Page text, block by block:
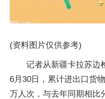
(资料图片仅供参考)
记者从新疆卡拉苏边
6月30日，累计进出口货
万人次，与去年同期相比